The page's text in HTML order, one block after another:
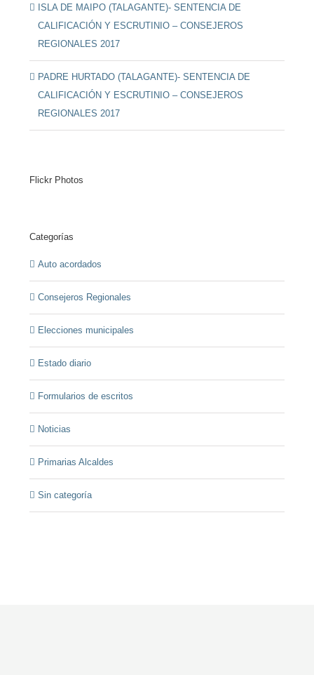
ISLA DE MAIPO (TALAGANTE)- SENTENCIA DE
CALIFICACIÓN Y ESCRUTINIO – CONSEJEROS
REGIONALES 2017
PADRE HURTADO (TALAGANTE)- SENTENCIA DE
CALIFICACIÓN Y ESCRUTINIO – CONSEJEROS
REGIONALES 2017
Flickr Photos
Categorías
Auto acordados
Consejeros Regionales
Elecciones municipales
Estado diario
Formularios de escritos
Noticias
Primarias Alcaldes
Sin categoría